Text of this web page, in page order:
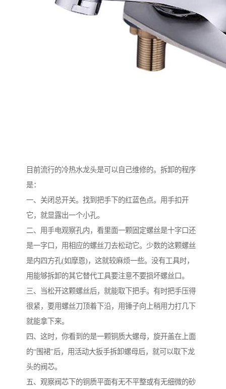
目前流行的冷热水龙头是可以自己维修的。拆卸的程序
是：
一、关闭总开关。找到把手下的红蓝色点。用手扣开
它，就显露出一个小孔。
二、用手电观察孔内，看里面一颗固定螺丝是十字口还
是一字口，用相应的螺丝刀去松动它。少数的这颗螺丝
是内四方孔(如摩恩)，这就较麻烦一些。没有工具时，
用能够拆卸的其它替代工具要注意不要损坏螺丝口。
三、当松开这颗螺丝后，就能取下把手。有时把手压得
很紧，要用螺丝刀顶着下沿，用锤子向上稍用力打几下
就能拿下来。
四、这时，你看到的是一颗铜质大螺母，旋开盖在上面
的“围裙”后，用活动大扳手拆卸螺母后，就可以取下龙
头的阀芯。
五、观察阀芯下的铜质平面有无不平整或有无细微的砂